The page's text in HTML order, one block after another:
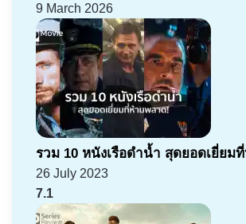
9 March 2026
รวม 10 หนังเรือดำน้ำ สุดยอดเยี่ยม
26 July 2023
7.1